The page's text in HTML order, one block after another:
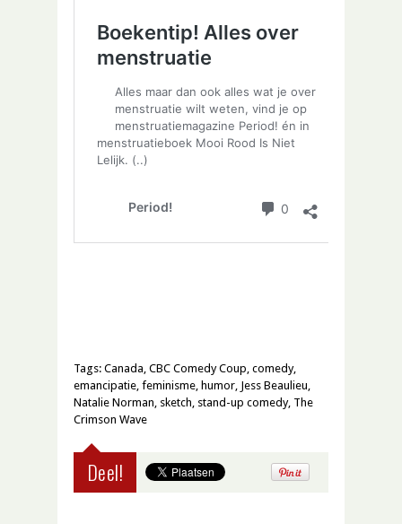
Tags: Canada, CBC Comedy Coup, comedy,
emancipatie, feminisme, humor, Jess Beaulieu,
Natalie Norman, sketch, stand-up comedy, The
Crimson Wave
Deel!